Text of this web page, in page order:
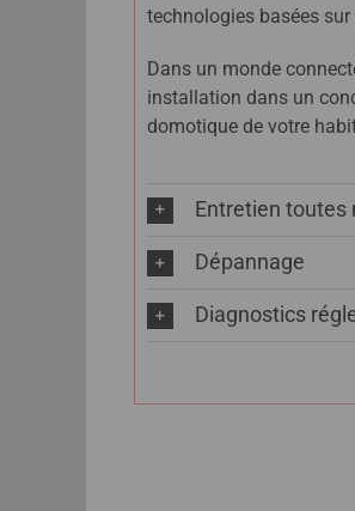
technologies basées
Dans un monde
installation dans un
domotique de votre
Entretien toutes
Dépannage
Diagnostics